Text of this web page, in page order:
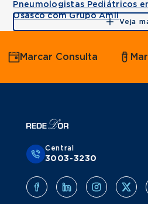
Pneumologistas Pediátricos
Osasco com Grupo Amil
Veja
Marcar Consulta
Central
3003-3230